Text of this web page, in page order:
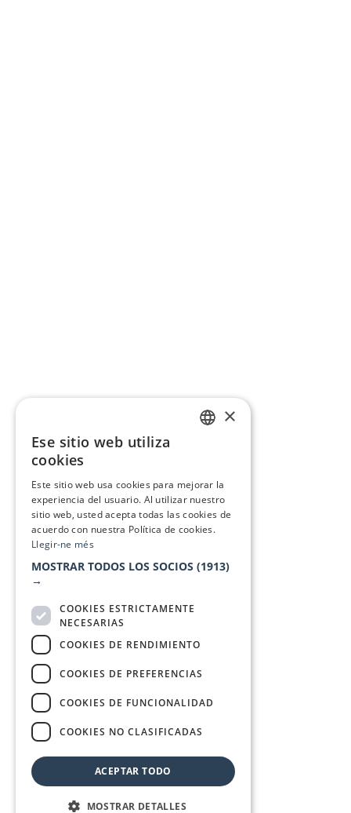
×
Ese sitio web utiliza
cookies
Este sitio web usa cookies para mejorar la
experiencia del usuario. Al utilizar nuestro
sitio web, usted acepta todas las cookies de
acuerdo con nuestra Política de cookies.
Llegir-ne més
MOSTRAR TODOS LOS SOCIOS (1913)
→
COOKIES ESTRICTAMENTE
NECESARIAS
COOKIES DE RENDIMIENTO
COOKIES DE PREFERENCIAS
COOKIES DE FUNCIONALIDAD
COOKIES NO CLASIFICADAS
ACEPTAR TODO
MOSTRAR DETALLES